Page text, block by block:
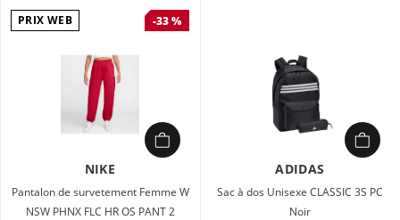
PRIX WEB -33 %
NIKE
Pantalon de survetement Femme W
NSW PHNX FLC HR OS PANT 2
ADIDAS
Sac à dos Unisexe CLASSIC 3S PC
Noir